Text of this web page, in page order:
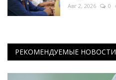
Авг 2, 2026 0
РЕКОМЕНДУЕМЫЕ НОВОСТИ